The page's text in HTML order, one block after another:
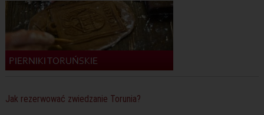
Jak rezerwować zwiedzanie Torunia?